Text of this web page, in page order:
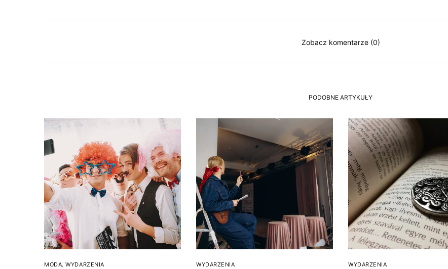
Zobacz komentarze (0)
PODOBNE ARTYKUŁY
MODA,WYDARZENIA WYDARZENIA WYDARZENIA